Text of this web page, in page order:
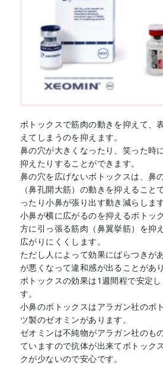
ボトックスで筋肉の動きを抑えて、
えてしまうのを抑えます。
鼻の穴が大きくなったり、笑った時
抑えたりすることができます。
鼻の穴を広げないボトックスは、鼻
（鼻孔開大筋）の動きを抑えること
ったり小鼻が張り出す動き減らします
小鼻が横に広がるのを抑えるボトッ
方に引っ張る筋肉（鼻翼挙筋）を抑
広がりにくくします。
ただし人によって効果にばらつきが
が悪くなって違和感が出ることがあり
ボトックスの効果は1週間程で安定
す。
小鼻のボトックスはアラガン社のボ
ツ製のゼオミンがあります。
ゼオミンは不純物がアラガン社のも
ていますので抗体が出来てボトック
クが少ないので安心です。